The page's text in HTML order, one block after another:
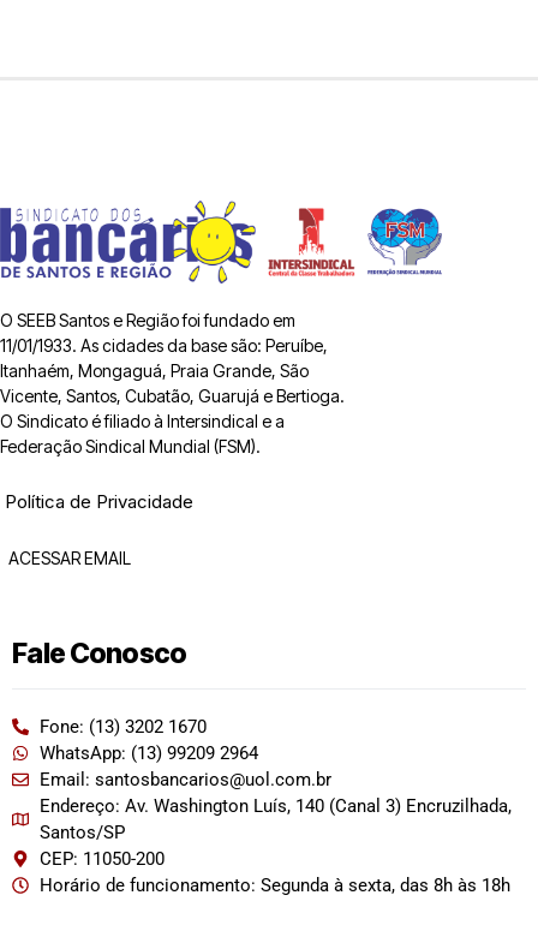
O SEEB Santos e Região foi fundado em
11/01/1933. As cidades da base são: Peruíbe,
Itanhaém, Mongaguá, Praia Grande, São
Vicente, Santos, Cubatão, Guarujá e Bertioga.
O Sindicato é filiado à Intersindical e a
Federação Sindical Mundial (FSM).
Política de Privacidade
ACESSAR EMAIL
Fale Conosco
Fone: (13) 3202 1670
WhatsApp: (13) 99209 2964
Email: santosbancarios@uol.com.br
Endereço: Av. Washington Luís, 140 (Canal 3) Encruzilhada,
Santos/SP
CEP: 11050-200
Horário de funcionamento: Segunda à sexta, das 8h às 18h